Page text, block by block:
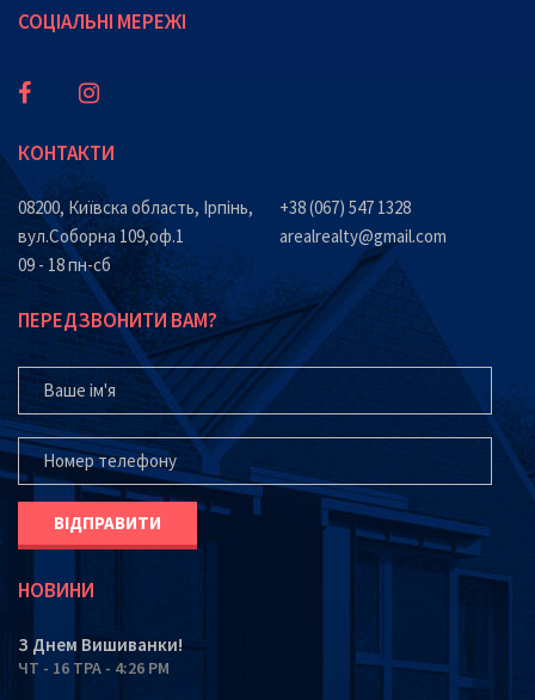
СОЦІАЛЬНІ МЕРЕЖІ
КОНТАКТИ
08200, Київска область, Ірпінь,
вул.Соборна 109,оф.1
09 - 18 пн-сб
+38 (067) 547 1328
arealrealty@gmail.com
ПЕРЕДЗВОНИТИ ВАМ?
ВАШЕ ІМ'Я
ВАШ ТЕЛЕФОН*
НОВИНИ
З Днем Вишиванки!
ЧТ - 16 ТРА - 4:26 PM